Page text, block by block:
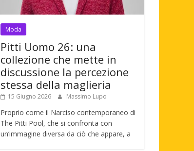
Moda
Pitti Uomo 26: una
collezione che mette in
discussione la percezione
stessa della maglieria
15 Giugno 2026 Massimo Lupo
Proprio come il Narciso contemporaneo di
The Pitti Pool, che si confronta con
un’immagine diversa da ciò che appare, a